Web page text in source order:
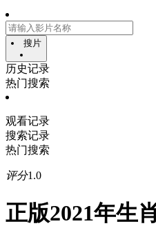
搜片
历史记录
热门搜索
观看记录
搜索记录
热门搜索
评分1.0
正版2021年生